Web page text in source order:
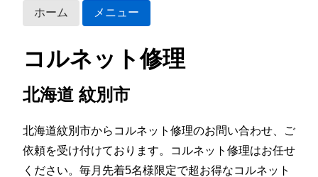
ホーム メニュー
コルネット修理
北海道 紋別市
北海道紋別市からコルネット修理のお問い合わせ、ご
依頼を受け付けております。コルネット修理はお任せ
ください。毎月先着5名様限定で超お得なコルネット